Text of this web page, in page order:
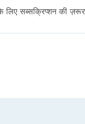
सब्सक्रिप्शन की